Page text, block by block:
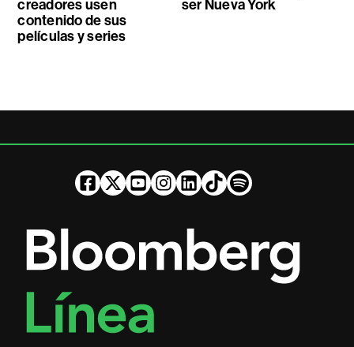
creadores usen
contenido de sus
películas y series
ser Nueva York